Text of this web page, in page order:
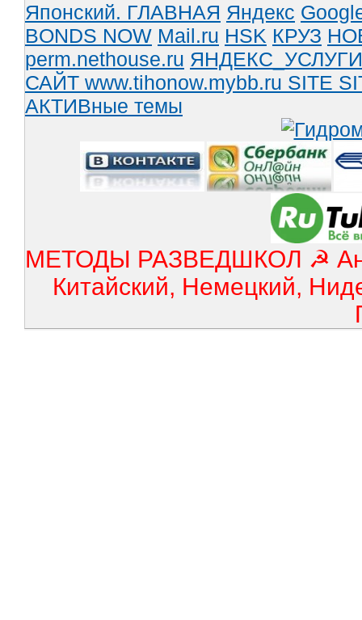
Японский. ГЛАВНАЯ Яндекс
BONDS NOW Mail.ru HSK КРУЗ
perm.nethouse.ru ЯНДЕКС_УСЛУГИ
САЙТ www.tihonow.mybb.ru SITE
АКТИВные темы
МЕТОДЫ РАЗВЕДШКОЛ ☭
Китайский, Немецкий,